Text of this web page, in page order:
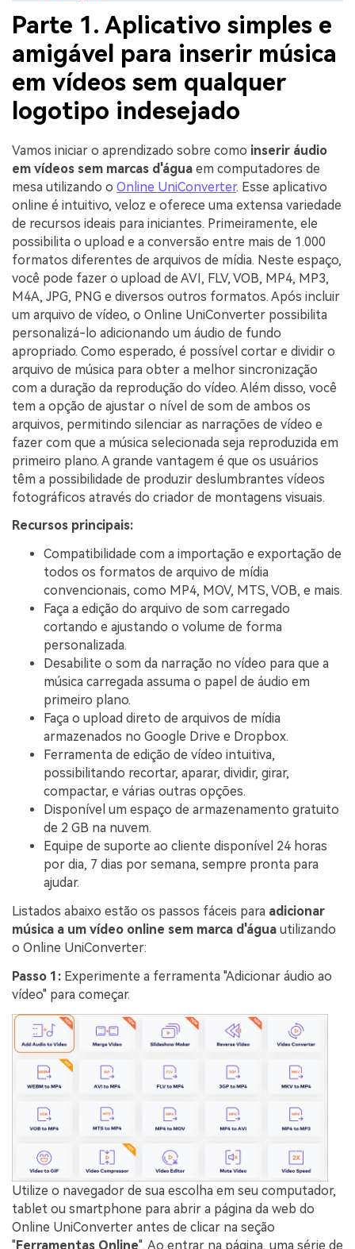
Parte 1. Aplicativo simples e
amigável para inserir música
em vídeos sem qualquer
logotipo indesejado
Vamos iniciar o aprendizado sobre como inserir áudio
em vídeos sem marcas d'água em computadores de
mesa utilizando o Online UniConverter. Esse aplicativo
online é intuitivo, veloz e oferece uma extensa variedade
de recursos ideais para iniciantes. Primeiramente, ele
possibilita o upload e a conversão entre mais de 1.000
formatos diferentes de arquivos de mídia. Neste espaço,
você pode fazer o upload de AVI, FLV, VOB, MP4, MP3,
M4A, JPG, PNG e diversos outros formatos. Após incluir
um arquivo de vídeo, o Online UniConverter possibilita
personalizá-lo adicionando um áudio de fundo
apropriado. Como esperado, é possível cortar e dividir o
arquivo de música para obter a melhor sincronização
com a duração da reprodução do vídeo. Além disso, você
tem a opção de ajustar o nível de som de ambos os
arquivos, permitindo silenciar as narrações de vídeo e
fazer com que a música selecionada seja reproduzida em
primeiro plano. A grande vantagem é que os usuários
têm a possibilidade de produzir deslumbrantes vídeos
fotográficos através do criador de montagens visuais.
Recursos principais:
Compatibilidade com a importação e exportação de
todos os formatos de arquivo de mídia
convencionais, como MP4, MOV, MTS, VOB, e mais.
Faça a edição do arquivo de som carregado
cortando e ajustando o volume de forma
personalizada.
Desabilite o som da narração no vídeo para que a
música carregada assuma o papel de áudio em
primeiro plano.
Faça o upload direto de arquivos de mídia
armazenados no Google Drive e Dropbox.
Ferramenta de edição de vídeo intuitiva,
possibilitando recortar, aparar, dividir, girar,
compactar, e várias outras opções.
Disponível um espaço de armazenamento gratuito
de 2 GB na nuvem.
Equipe de suporte ao cliente disponível 24 horas
por dia, 7 dias por semana, sempre pronta para
ajudar.
Listados abaixo estão os passos fáceis para adicionar
música a um vídeo online sem marca d'água utilizando
o Online UniConverter:
Passo 1: Experimente a ferramenta "Adicionar áudio ao
vídeo" para começar.
Utilize o navegador de sua escolha em seu computador,
tablet ou smartphone para abrir a página da web do
Online UniConverter antes de clicar na seção
"Ferramentas Online". Ao entrar na página, uma série de